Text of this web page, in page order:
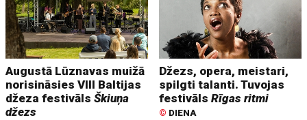
Augustā Lūznavas muižā
norisināsies VIII Baltijas
džeza festivālsŠkiuņa
džezs
Džezs, opera, meistari,
spilgti talanti. Tuvojas
festivālsRīgas ritmi
© DIENA